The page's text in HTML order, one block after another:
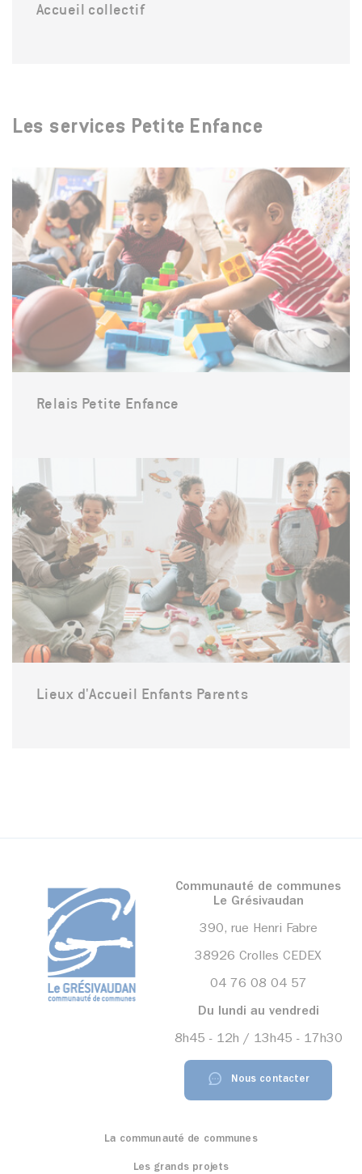
Accueil collectif
Les services Petite Enfance
Relais Petite Enfance
Lieux d'Accueil Enfants Parents
Communauté de communes
Le Grésivaudan
390, rue Henri Fabre
38926 Crolles CEDEX
04 76 08 04 57
Du lundi au vendredi
8h45 - 12h / 13h45 - 17h30
Nous contacter
La communauté de communes
Les grands projets